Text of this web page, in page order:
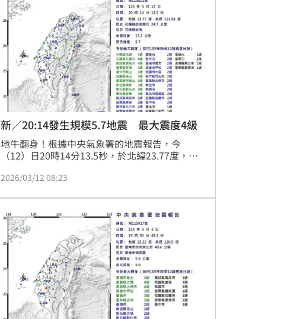
新／20:14發生規模5.7地震 最大震度4級
地牛翻身！根據中央氣象署的地震報告，今
（12）日20時14分13.5秒，於北緯23.77度，東
於花蓮縣近海，地震深度15.1公里，芮氏規模
2026/03/12 08:23